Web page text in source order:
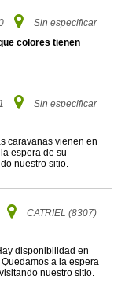
Sin especificar
colores tienen
Sin especificar
caravanas vienen en
espera de su
nuestro sitio.
CATRIEL (8307)
disponibilidad en
a la espera
nuestro sitio.